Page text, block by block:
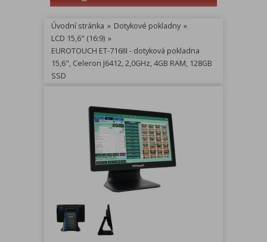
Úvodní stránka » Dotykové pokladny »
LCD 15,6" (16:9) »
EUROTOUCH ET-716III - dotyková pokladna
15,6", Celeron J6412, 2,0GHz, 4GB RAM, 128GB
SSD